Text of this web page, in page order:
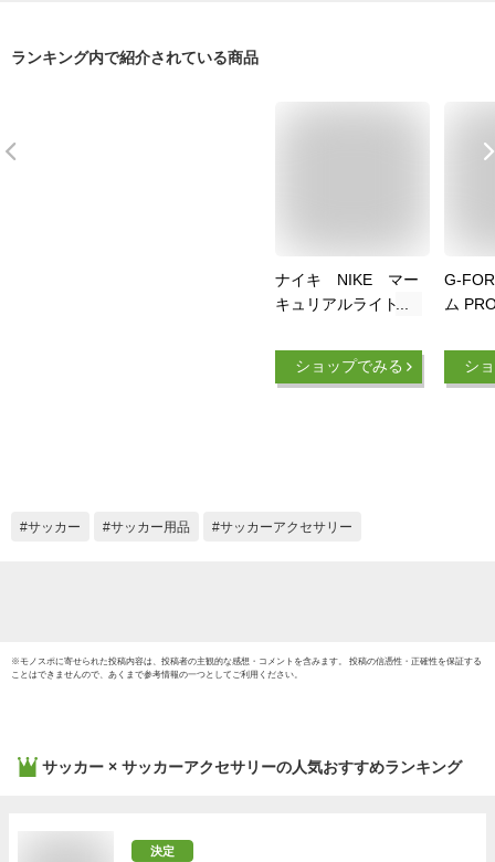
ランキング内で紹介されている商品
ナイキ NIKE マー
キュリアルライト
メタリックゴールド
コイン サッカー
ショップでみる
G-
ム
ルド
トサ
シ
サッカー サッカー用品 サッカーアクセサリー
※モノスポに寄せられた投稿内容は、投稿者の主観的な感想・コメントを含みます。 投稿の信憑性・正確性を保証する
ことはできませんので、あくまで参考情報の一つとしてご利用ください。
サッカー × サッカーアクセサリーの人気おすすめランキング
決定